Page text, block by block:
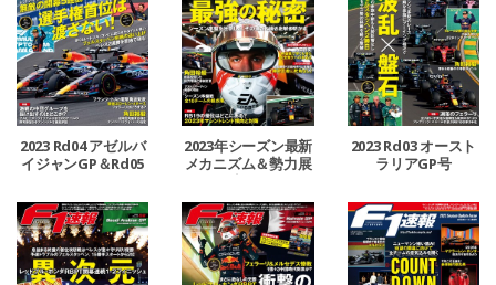
2023 Rd04 アゼルバ
イジャンGP＆Rd05
2023年シーズン最新
メカニズム＆勢力展
望号
2023 Rd03 オースト
ラリアGP号